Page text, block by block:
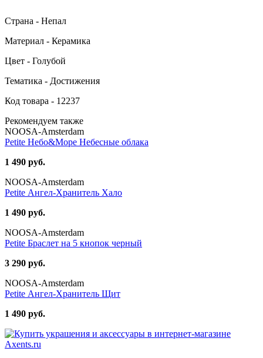
Страна - Непал
Материал - Керамика
Цвет - Голубой
Тематика - Достижения
Код товара - 12237
Рекомендуем также
NOOSA-Amsterdam
Petite Небо&Море Небесные облака
1 490 руб.
NOOSA-Amsterdam
Petite Ангел-Хранитель Хало
1 490 руб.
NOOSA-Amsterdam
Petite Браслет на 5 кнопок черный
3 290 руб.
NOOSA-Amsterdam
Petite Ангел-Хранитель Щит
1 490 руб.